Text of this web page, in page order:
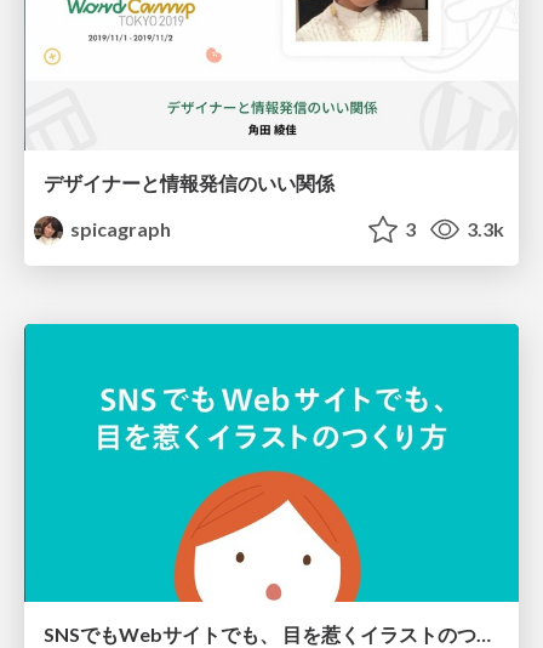
デザイナーと情報発信のいい関係
spicagraph
3 3.3k
SNSでもWebサイトでも、 目を惹くイラストのつくり方